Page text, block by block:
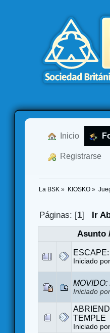
Inicio
Registrarse
La BSK » KIOSKO»
Páginas: [1]
Ir
Asunto
Iniciado por
Iniciado por
TEMPLE
Iniciado por